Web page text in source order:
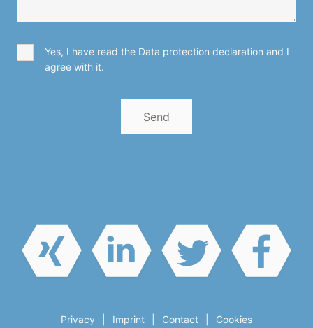
Yes, I have read the Data protection declaration and I
agree with it.
Privacy Imprint Contact Cookies